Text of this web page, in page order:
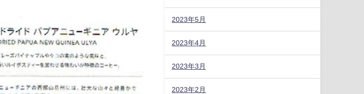
2023年5月
2023年4月
2023年3月
2023年2月